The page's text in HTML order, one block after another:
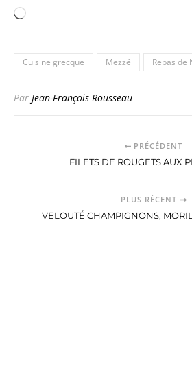
Chargement…
Cuisine grecque Mezzé Repas de
Par Jean-François Rousseau
PRÉCÉDENT
FILETS DE ROUGETS AUX
PLUS RÉCENT
VELOUTÉ CHAMPIGNONS,